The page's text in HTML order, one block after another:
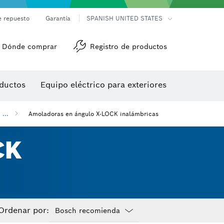
repuesto Garantía SPANISH UNITED STATES
Dónde comprar Registro de productos
Equipo eléctrico para exteriores
... Amoladoras en ángulo X-LOCK inalámbricas
por: